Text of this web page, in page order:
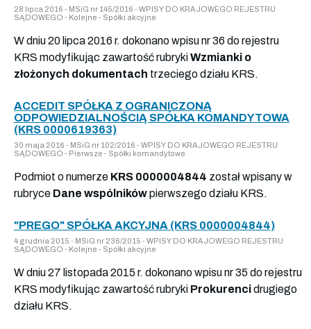
28 lipca 2016 - MSiG nr 145/2016 - WPISY DO KRAJOWEGO REJESTRU
SĄDOWEGO - Kolejne - Spółki akcyjne
W dniu 20 lipca 2016 r. dokonano wpisu nr 36 do rejestru
KRS modyfikując zawartość rubrykiWzmianki o
złożonych dokumentach trzeciego działu KRS.
ACCEDIT SPÓŁKA Z OGRANICZONĄ
ODPOWIEDZIALNOŚCIĄ SPÓŁKA KOMANDYTOWA
(KRS 0000619363)
30 maja 2016 - MSiG nr 102/2016 - WPISY DO KRAJOWEGO REJESTRU
SĄDOWEGO - Pierwsze - Spółki komandytowe
Podmiot o numerze KRS 0000004844 został wpisany w
rubryce Dane wspólnikówpierwszego działu KRS.
"PREGO" SPÓŁKA AKCYJNA (KRS 0000004844)
4 grudnia 2015 - MSiG nr 236/2015 - WPISY DO KRAJOWEGO REJESTRU
SĄDOWEGO - Kolejne - Spółki akcyjne
W dniu 27 listopada 2015 r. dokonano wpisu nr 35 do rejestru
KRS modyfikując zawartość rubryki Prokurencidrugiego
działu KRS.